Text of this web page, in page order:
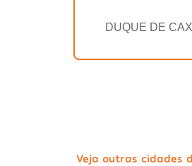
DUQUE DE
Veja outras cidades